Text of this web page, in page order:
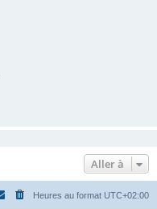
Aller à
Heures au format UTC+02:00